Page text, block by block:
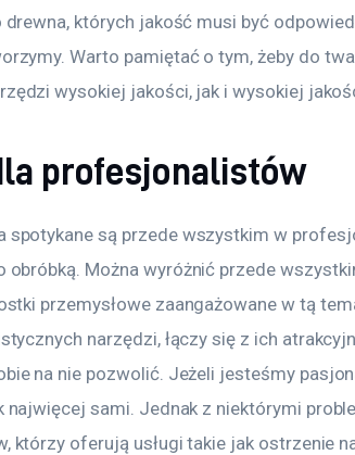
drewna, których jakość musi być
Warto pamiętać o tym, żeby do
wysokiej jakości, jak i wysokiej
profesjonalistów
spotykane są przede wszystkim w
obróbką. Można wyróżnić przede
przemysłowe zaangażowane w tą
narzędzi, łączy się z ich
na nie pozwolić. Jeżeli jesteśmy
najwięcej sami. Jednak z niektórymi
którzy oferują usługi takie jak ostrzenie